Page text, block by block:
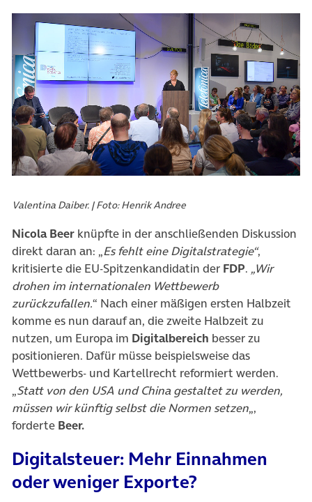
Valentina Daiber. | Foto: Henrik Andree
Nicola Beer knüpfte in der anschließenden Diskussion
direkt daran an: „Es fehlt eine Digitalstrategie“,
kritisierte die EU-Spitzenkandidatin der FDP. „Wir
drohen im internationalen Wettbewerb
zurückzufallen.“ Nach einer mäßigen ersten Halbzeit
komme es nun darauf an, die zweite Halbzeit zu
nutzen, um Europa im Digitalbereich besser zu
positionieren. Dafür müsse beispielsweise das
Wettbewerbs- und Kartellrecht reformiert werden.
„Statt von den USA und China gestaltet zu werden,
müssen wir künftig selbst die Normen setzen„,
forderte Beer.
Digitalsteuer: Mehr Einnahmen
oder weniger Exporte?